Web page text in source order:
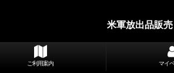
米軍放出品販
ご利用案内 マイ